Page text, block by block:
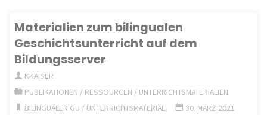
Lebenswelten.
und
Materialien zum bilingualen
Geschichtsunterricht auf dem
Bildungsserver
KKAISER
PUBLIKATIONEN / RESSOURCEN / UNTERRICHTSMATERIALIEN
BILINGUALER GU / UNTERRICHTSMATERIAL 30. MÄRZ 2021